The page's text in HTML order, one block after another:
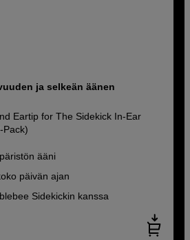
ja selkeän äänen
Eartip for The Sidekick In-Ear
Pack)
ääni
päivän ajan
Sidekickin kanssa